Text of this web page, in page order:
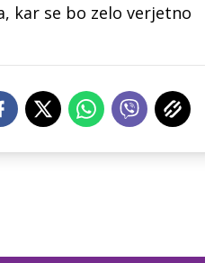
kar se bo zelo verjetno